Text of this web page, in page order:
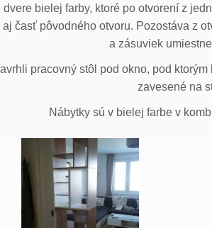
bielej farby, ktoré po otvorení z
časť pôvodného otvoru. Pozostáva z
a zásuviek
pracovný stôl pod okno, pod
zavesené na
Nábytky sú v bielej farbe v